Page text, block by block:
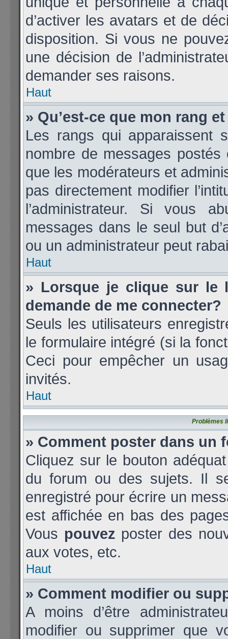
d’activer les avatars et de
disposition. Si vous ne
une décision de
demander ses raisons.
Haut
» Qu’est-ce que mon rang
Les rangs qui apparaissent
nombre de messages
que les modérateurs et
pas directement modifier
l’administrateur. Si vous
messages dans le seul but
ou un administrateur peut
Haut
» Lorsque je clique sur
demande de me connecter?
Seuls les utilisateurs
le formulaire intégré (si la
Ceci pour empêcher un
invités.
Haut
Problèmes
» Comment poster dans un
Cliquez sur le bouton
du forum ou des sujets. Il
enregistré pour écrire un
est affichée en bas des
Vous pouvez poster des
aux votes, etc.
Haut
» Comment modifier ou
A moins d’être
modifier ou supprimer que